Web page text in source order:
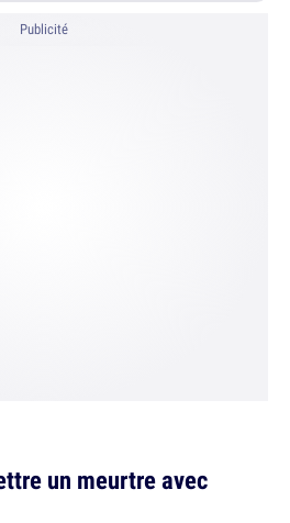
Publicité
un meurtre avec